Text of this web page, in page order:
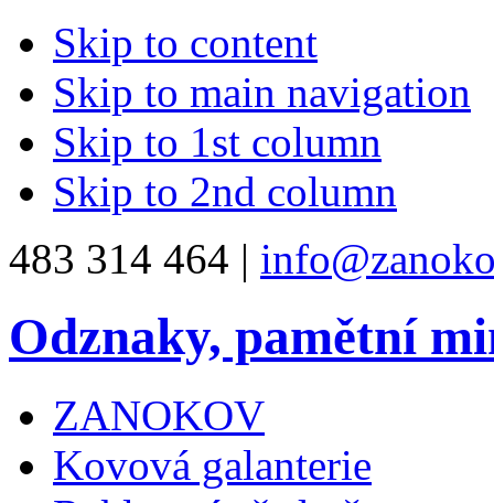
Skip to content
Skip to main navigation
Skip to 1st column
Skip to 2nd column
483 314 464 |
Odznaky, pamětní
ZANOKOV
Kovová galanterie